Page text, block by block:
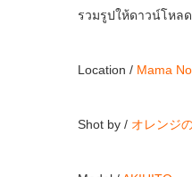
รวมรูปให้ดาวน์โหลด
Location / Mama
Shot by / オレンジ